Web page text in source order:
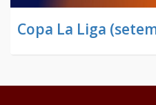
Copa La Liga